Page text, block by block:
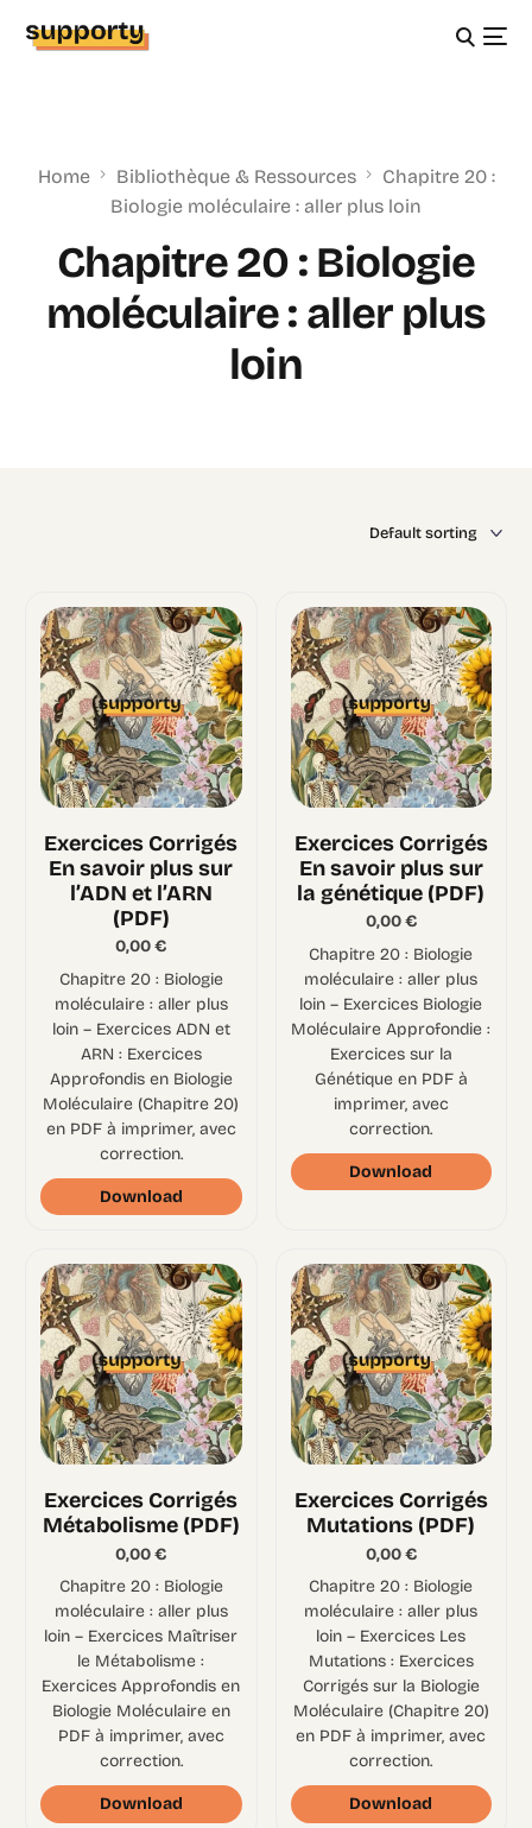
Home Bibliothèque & Ressources
Chapitre 20 :
Biologie moléculaire : aller plus loin
Chapitre 20 : Biologie
moléculaire : aller plus
loin
Exercices Corrigés
En savoir plus sur
l’ADN et l’ARN
(PDF)
0,00€
Chapitre 20 : Biologie
moléculaire : aller plus
loin – Exercices ADN et
ARN : Exercices
Approfondis en Biologie
Moléculaire (Chapitre 20)
en PDF à imprimer, avec
correction.
Download
Exercices Corrigés
En savoir plus sur
la génétique (PDF)
0,00€
Chapitre 20 : Biologie
moléculaire : aller plus
loin – Exercices Biologie
Moléculaire Approfondie :
Exercices sur la
Génétique en PDF à
imprimer, avec
correction.
Download
Exercices Corrigés
Métabolisme (PDF)
0,00€
Chapitre 20 : Biologie
moléculaire : aller plus
loin – Exercices Maîtriser
le Métabolisme :
Exercices Approfondis en
Biologie Moléculaire en
PDF à imprimer, avec
correction.
Download
Exercices Corrigés
Mutations (PDF)
0,00€
Chapitre 20 : Biologie
moléculaire : aller plus
loin – Exercices Les
Mutations : Exercices
Corrigés sur la Biologie
Moléculaire (Chapitre 20)
en PDF à imprimer, avec
correction.
Download